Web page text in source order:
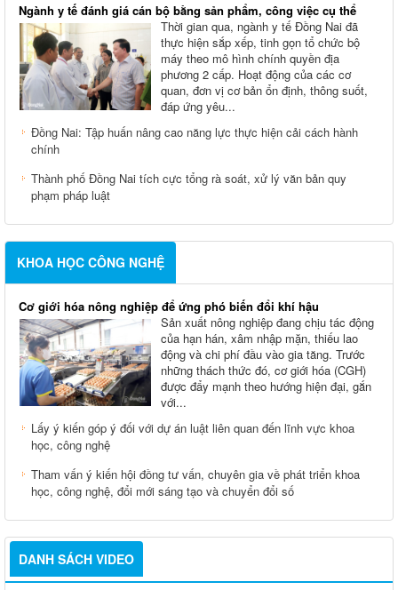
Ngành y tế đánh giá cán bộ bằng sản phẩm, công việc cụ thể
Thời gian qua, ngành y tế Đồng Nai đã
thực hiện sắp xếp, tinh gọn tổ chức bộ
máy theo mô hình chính quyền địa
phương 2 cấp. Hoạt động của các cơ
quan, đơn vị cơ bản ổn định, thông suốt,
đáp ứng yêu...
Đồng Nai: Tập huấn nâng cao năng lực thực hiện cải cách hành
chính
Thành phố Đồng Nai tích cực tổng rà soát, xử lý văn bản quy
phạm pháp luật
KHOA HỌC CÔNG NGHỆ
Cơ giới hóa nông nghiệp để ứng phó biến đổi khí hậu
Sản xuất nông nghiệp đang chịu tác động
của hạn hán, xâm nhập mặn, thiếu lao
động và chi phí đầu vào gia tăng. Trước
những thách thức đó, cơ giới hóa (CGH)
được đẩy mạnh theo hướng hiện đại, gắn
với...
Lấy ý kiến góp ý đối với dự án luật liên quan đến lĩnh vực khoa
học, công nghệ
Tham vấn ý kiến hội đồng tư vấn, chuyên gia về phát triển khoa
học, công nghệ, đổi mới sáng tạo và chuyển đổi số
DANH SÁCH VIDEO